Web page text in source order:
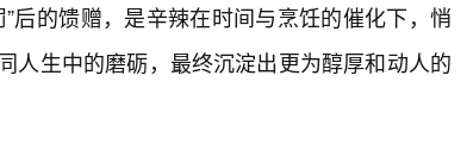
后的馈赠，是辛辣在时间与烹饪的催化下，悄
人生中的磨砺，最终沉淀出更为醇厚和动人的